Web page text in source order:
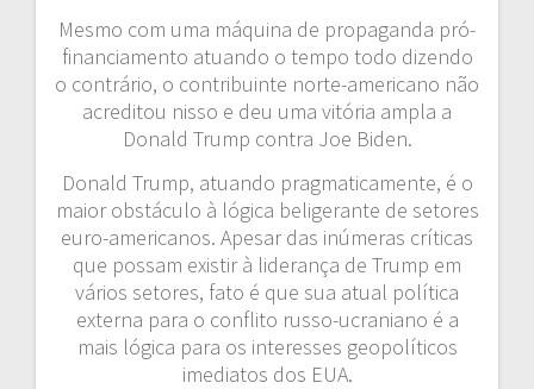
Mesmo com uma máquina de propaganda pró-
financiamento atuando o tempo todo dizendo
o contrário, o contribuinte norte-americano não
acreditou nisso e deu uma vitória ampla a
Donald Trump contra Joe Biden.
Donald Trump, atuando pragmaticamente, é o
maior obstáculo à lógica beligerante de setores
euro-americanos. Apesar das inúmeras críticas
que possam existir à liderança de Trump em
vários setores, fato é que sua atual política
externa para o conflito russo-ucraniano é a
mais lógica para os interesses geopolíticos
imediatos dos EUA.